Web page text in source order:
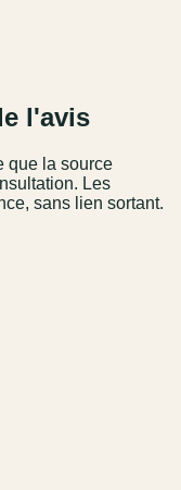
l'avis
que la source
Les
sans lien sortant.